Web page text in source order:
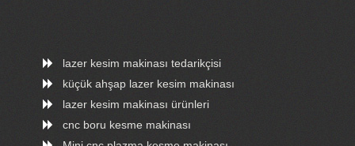
lazer kesim makinası tedarikçisi
küçük ahşap lazer kesim makinası
lazer kesim makinası ürünleri
cnc boru kesme makinası